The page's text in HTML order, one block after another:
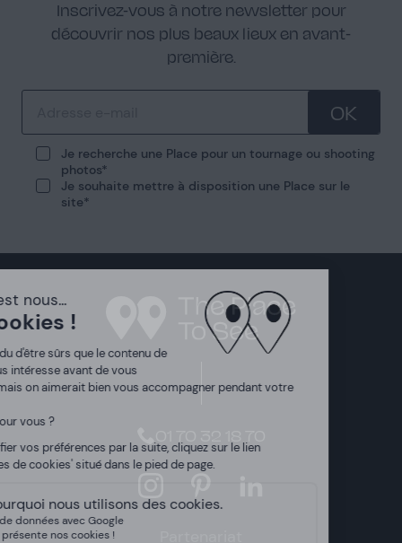
Inscrivez-vous à notre newsletter pour
découvrir nos plus beaux lieux en avant-
première.
OK
Je recherche une Place pour un tournage ou shooting
photos
Je souhaite mettre à disposition une Place sur le
site
Instagram
Pinterest